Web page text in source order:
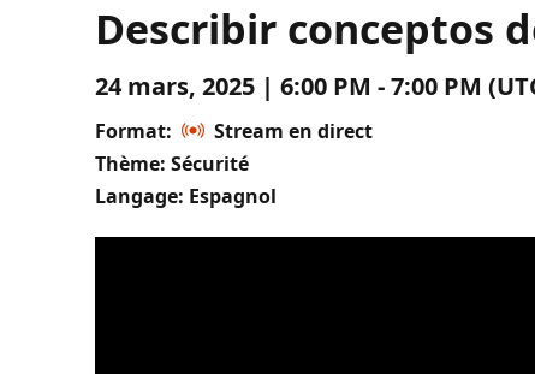
Describir conceptos
24 mars, 2025 | 6:00 PM - 7:00 PM
Format:
Stream en direct
Thème: Sécurité
Langage: Espagnol